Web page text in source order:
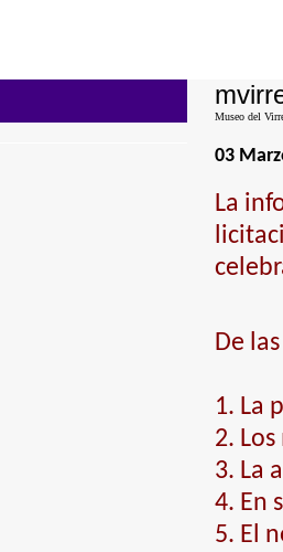
Museo del
03
La
De
1. La
2.
3. La
4. En
5. El